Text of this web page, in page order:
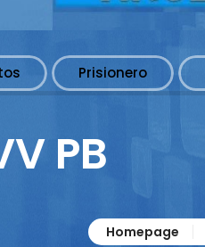
Prisionero
PB
Homepage